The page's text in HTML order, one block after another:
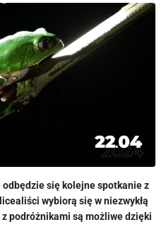
się kolejne spotkanie z
wybiorą się w niezwykłą
podróżnikami są możliwe dzięki